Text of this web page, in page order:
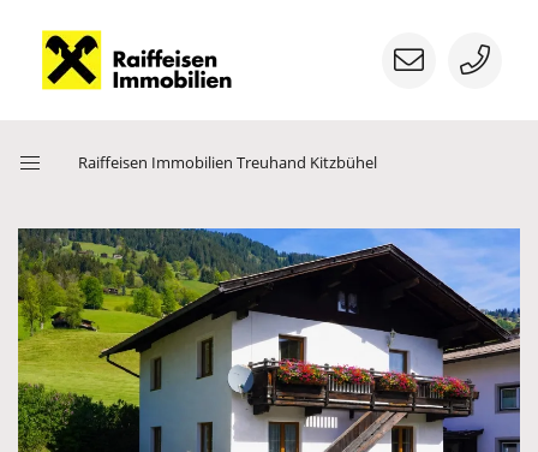
MenüRaiffeisen Immobilien Treuhand Kitzbühel
Nächstes Bild